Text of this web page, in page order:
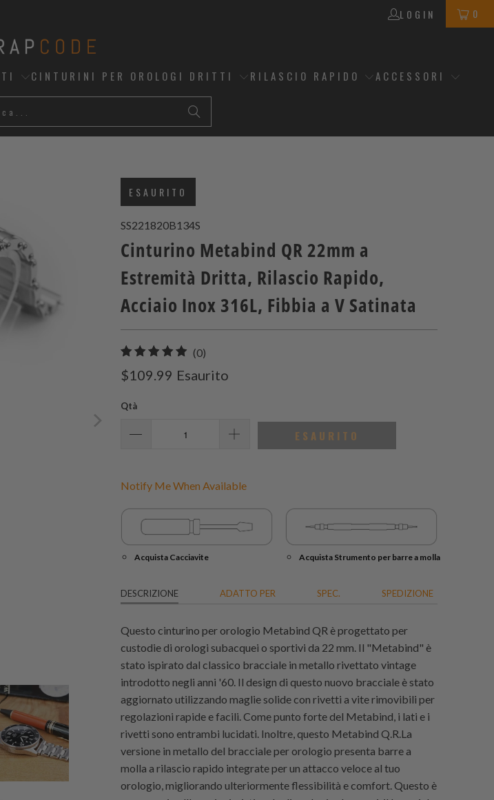
LOGIN 0
CINTURINI PER OROLOGI DRITTI RILASCIO RAPIDO ACCESSORI
ESAURITO
SS221820B134S
Cinturino Metabind QR 22mm a
Estremità Dritta, Rilascio Rapido,
Acciaio Inox 316L, Fibbia a V Satinata
(0)
recensioni
$109.99 Esaurito
Qtà
ESAURITO
Notify Me When Available
Acquista Cacciavite Acquista Strumento per barre a molla
DESCRIZIONE ADATTO PER SPEC. SPEDIZIONE
Questo cinturino per orologio Metabind QR è progettato per
custodie di orologi subacquei o sportivi da 22 mm. Il "Metabind" è
stato ispirato dal classico bracciale in metallo rivettato vintage
introdotto negli anni '60. Il design di questo nuovo bracciale è stato
aggiornato utilizzando maglie solide con rivetti a vite rimovibili per
regolazioni rapide e facili. Come punto forte del Metabind, i lati e i
rivetti sono entrambi lucidati. Inoltre, questo Metabind Q.R.La
versione in metallo del bracciale per orologio presenta barre a
molla a rilascio rapido integrate per un attacco veloce al tuo
orologio, migliorando ulteriormente flessibilità e comfort. Questo è